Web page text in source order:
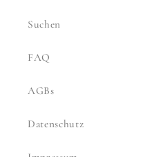
Suchen
FAQ
AGBs
Datenschutz